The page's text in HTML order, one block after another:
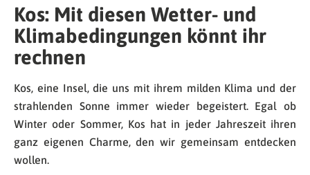
Kos: Mit diesen Wetter- und
Klimabedingungen könnt ihr
rechnen
Kos, eine Insel, die uns mit ihrem milden Klima und der
strahlenden Sonne immer wieder begeistert. Egal ob
Winter oder Sommer, Kos hat in jeder Jahreszeit ihren
ganz eigenen Charme, den wir gemeinsam entdecken
wollen.